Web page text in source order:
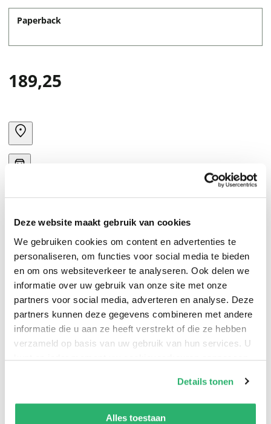
Deze website maakt gebruik van cookies
We gebruiken cookies om content en advertenties te
personaliseren, om functies voor social media te bieden
en om ons websiteverkeer te analyseren. Ook delen we
informatie over uw gebruik van onze site met onze
partners voor social media, adverteren en analyse. Deze
partners kunnen deze gegevens combineren met andere
informatie die u aan ze heeft verstrekt of die ze hebben
verzameld op basis van uw gebruik van hun services. U
kunt op ieder moment uw cookievoorkeuren aanpassen
We werken samen met13 derdendie uw gegevens
kunnen ontvangen en verwerken.
Details tonen
Alles toestaan
Paperback
189,25
Digital techniques have the potential to improve the
practice of radiology but they also risk the overuse of
radiation. In conventional radiography, excessive
exposure produces a black film. In digital systems, good
images are obtained for a large range of doses. This
book deals with this topic.